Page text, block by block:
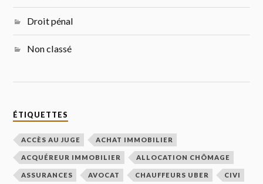
Droit pénal
Non classé
ÉTIQUETTES
ACCÈS AU JUGE ACHAT IMMOBILIER
ACQUÉREUR IMMOBILIER ALLOCATION CHÔMAGE
ASSURANCES AVOCAT CHAUFFEURS UBER CIVI